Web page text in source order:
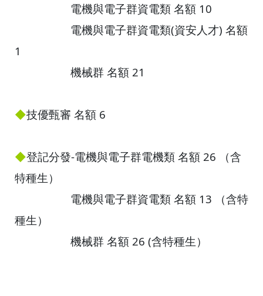
電機與電子群資電類 名額 10
電機與電子群資電類(資安人才) 名額
1
機械群 名額 21
◆技優甄審 名額 6
◆登記分發-電機與電子群電機類 名額 26 （含
特種生）
電機與電子群資電類 名額 13 （含特
種生）
機械群 名額 26 (含特種生）